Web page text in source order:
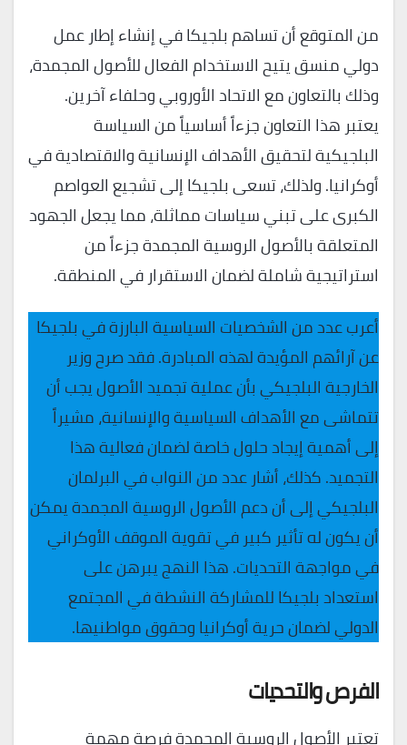
من المتوقع أن تساهم بلجيكا في إنشاء إطار عمل
دولي منسق يتيح الاستخدام الفعال للأصول المجمدة،
وذلك بالتعاون مع الاتحاد الأوروبي وحلفاء آخرين.
يعتبر هذا التعاون جزءاً أساسياً من السياسة
البلجيكية لتحقيق الأهداف الإنسانية والاقتصادية في
أوكرانيا. ولذلك، تسعى بلجيكا إلى تشجيع العواصم
الكبرى على تبني سياسات مماثلة، مما يجعل الجهود
المتعلقة بالأصول الروسية المجمدة جزءاً من
استراتيجية شاملة لضمان الاستقرار في المنطقة.
أعرب عدد من الشخصيات السياسية البارزة في بلجيكا
عن آرائهم المؤيدة لهذه المبادرة. فقد صرح وزير
الخارجية البلجيكي بأن عملية تجميد الأصول يجب أن
تتماشى مع الأهداف السياسية والإنسانية، مشيراً
إلى أهمية إيجاد حلول خاصة لضمان فعالية هذا
التجميد. كذلك، أشار عدد من النواب في البرلمان
البلجيكي إلى أن دعم الأصول الروسية المجمدة يمكن
أن يكون له تأثير كبير في تقوية الموقف الأوكراني
في مواجهة التحديات. هذا النهج يبرهن على
استعداد بلجيكا للمشاركة النشطة في المجتمع
الدولي لضمان حرية أوكرانيا وحقوق مواطنيها.
الفرص والتحديات
تعتبر الأصول الروسية المجمدة فرصة مهمة